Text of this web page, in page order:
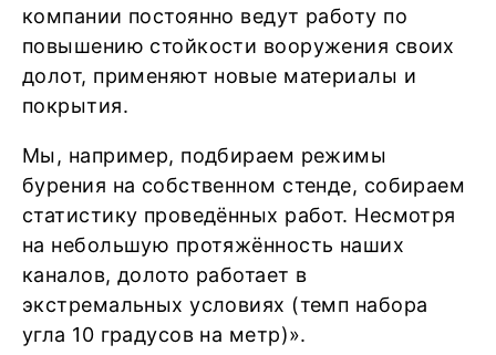
компании постоянно ведут работу по
повышению стойкости вооружения своих
долот, применяют новые материалы и
покрытия.
Мы, например, подбираем режимы
бурения на собственном стенде, собираем
статистику проведённых работ. Несмотря
на небольшую протяжённость наших
каналов, долото работает в
экстремальных условиях (темп набора
угла 10 градусов на метр)».